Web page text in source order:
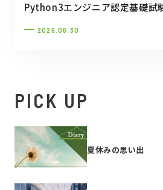
Python3エンジニア認定基礎試
2026.06.30
PICK UP
夏休みの思い出